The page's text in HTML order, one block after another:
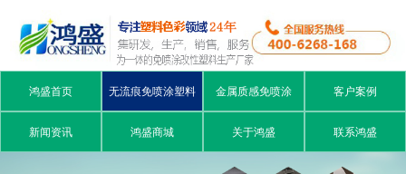
鸿盛首页 无流痕免喷涂塑料 金属质感免喷涂 客户案例
新闻资讯 鸿盛商城 关于鸿盛 联系鸿盛